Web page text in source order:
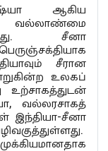
இரஷ்யா ஆகிய
வல்லாண்மை
சீனா
சீரான
உலகப்
உற்சாகத்துடன்
வல்லரசாகத்
இந்தியா-சீனா